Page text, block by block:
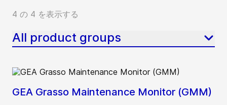
4 の 4 を表示する
All product groups
GEA Grasso Maintenance Monitor (GMM)